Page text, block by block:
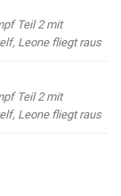
Teil 2 mit
Leone fliegt raus
Teil 2 mit
Leone fliegt raus